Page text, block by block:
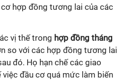
hợp đồng tương lai của các
vị thế trong hợp đồng tháng
so với các hợp đồng tương lai
đó. Họ hạn chế các giao
việc đầu cơ quá mức làm biến